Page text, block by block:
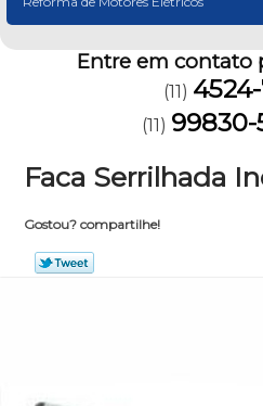
Entre em contato
(11)
(11) 99830-
Faca Serrilhada
Gostou? compartilhe!